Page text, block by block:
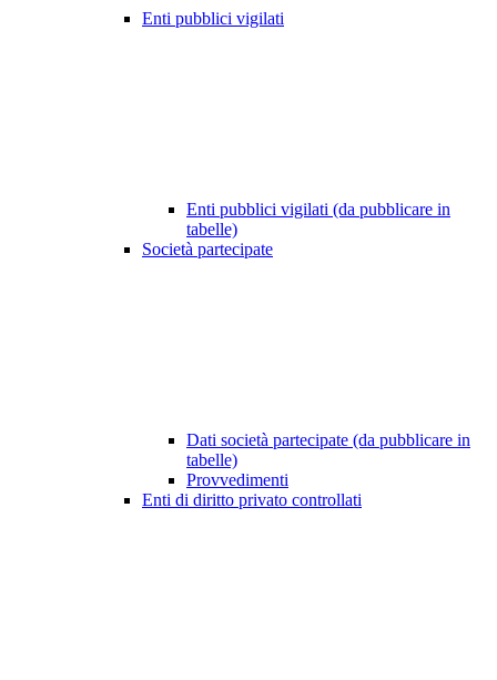
Enti pubblici vigilati
Enti pubblici vigilati (da pubblicare in
tabelle)
Società partecipate
Dati società partecipate (da pubblicare in
tabelle)
Provvedimenti
Enti di diritto privato controllati